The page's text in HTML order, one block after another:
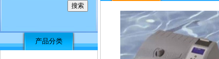
产品分类